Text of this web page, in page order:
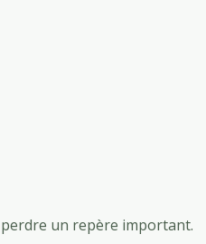
un repère important.